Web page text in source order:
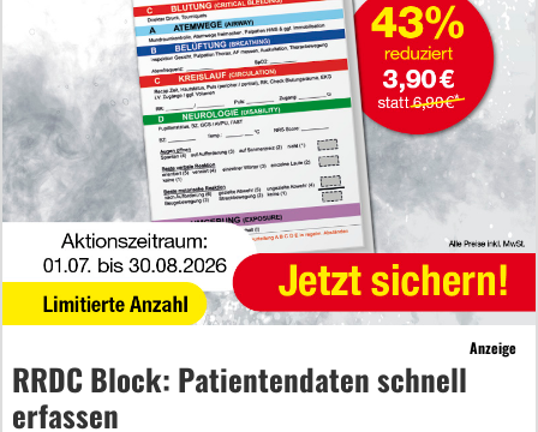
Anzeige
RRDC Block: Patientendaten schnell
erfassen